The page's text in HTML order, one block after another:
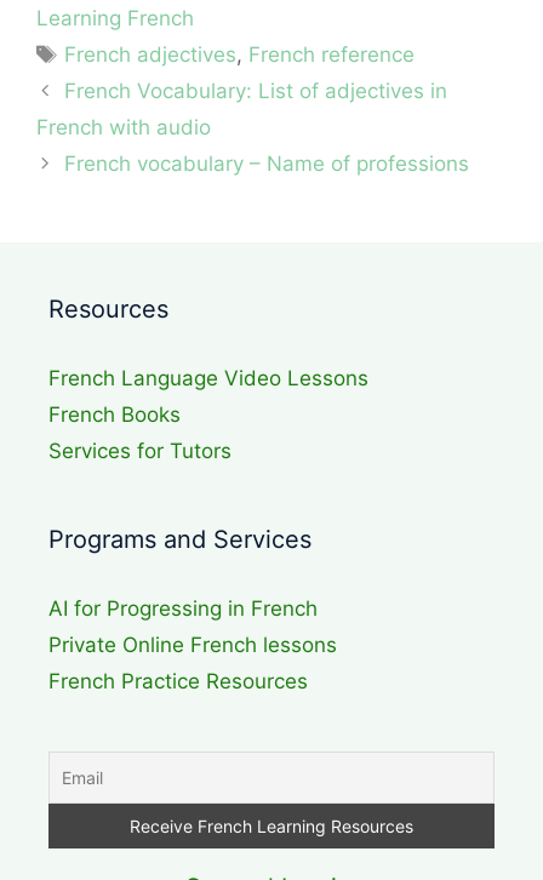
Learning French
Tags
French adjectives, French reference
French Vocabulary: List of adjectives in
French with audio
French vocabulary – Name of professions
Resources
French Language Video Lessons
French Books
Services for Tutors
Programs and Services
AI for Progressing in French
Private Online French lessons
French Practice Resources